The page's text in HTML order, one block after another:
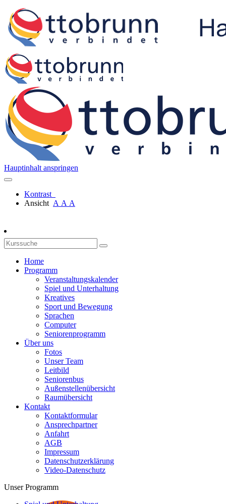
Hauptinhalt anspringen
Kontrast
Ansicht A A A
Home
Programm
Veranstaltungskalender
Spiel und Unterhaltung
Kreatives
Sport und Bewegung
Sprachen
Computer
Seniorenprogramm
Über uns
Fotos
Unser Team
Leitbild
Seniorenbus
Außenstellenübersicht
Raumübersicht
Kontakt
Kontaktformular
Ansprechpartner
Anfahrt
AGB
Impressum
Datenschutzerklärung
Video-Datenschutz
Unser Programm